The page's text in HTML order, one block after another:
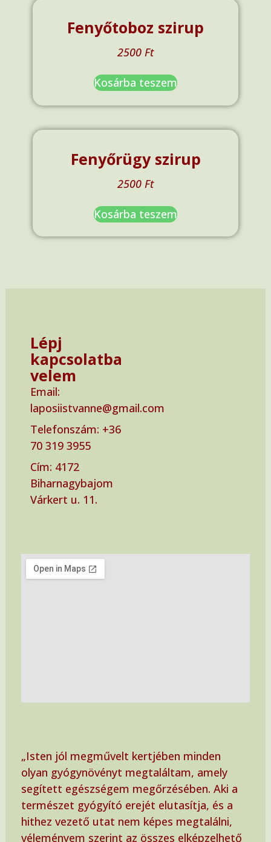
Fenyőtoboz szirup
2500 Ft
Kosárba teszem
Fenyőrügy szirup
2500 Ft
Kosárba teszem
„Isten jól megművelt kertjében minden
olyan gyógynövényt megtaláltam, amely
segített egészségem megőrzésében. Aki a
természet gyógyító erejét elutasítja, és a
hithez vezető utat nem képes megtalálni,
véleményem szerint az összes elképzelhető
Lépj
kapcsolatba
velem
Email:
laposiistvanne@gmail.com
Telefonszám: ‭+36
70 319 3955‬
Cím: ‭4172
Biharnagybajom
Várkert u. 11.